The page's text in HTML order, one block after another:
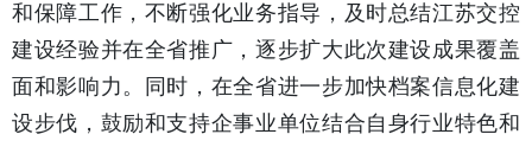
和保障工作，不断强化业务指导，及时总结江苏交控
建设经验并在全省推广，逐步扩大此次建设成果覆盖
面和影响力。同时，在全省进一步加快档案信息化建
设步伐，鼓励和支持企事业单位结合自身行业特色和